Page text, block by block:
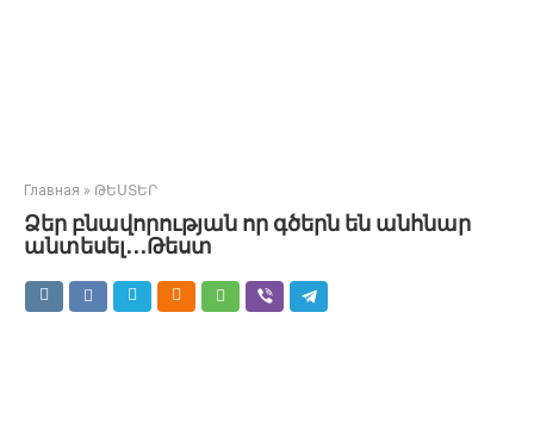
Главная » ԹԵՍՏԵՐ
Ձեր բնավորության որ գծերն են անհնար
անտեսել․․․Թեստ